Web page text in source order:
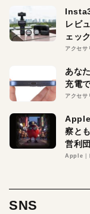
レビ
ェック
アクセサ
あな
充電
アクセサ
Apple
察と
営利
る理
Apple
SNS